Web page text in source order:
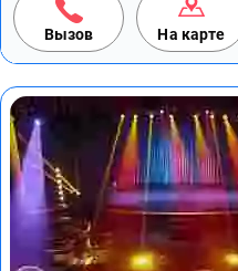
Вызов На карте